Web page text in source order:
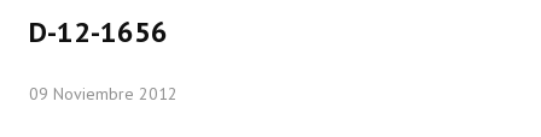
D-12-1656
09 Noviembre 2012